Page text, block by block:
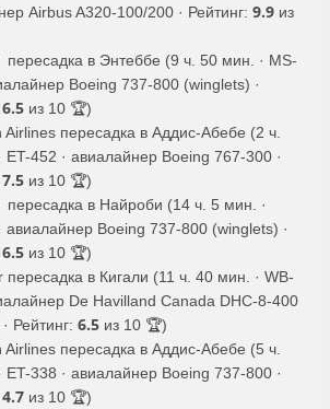
Airbus A320-100/200 · Рейтинг: 9.9 из
пересадка в Энтеббе (9 ч. 50 мин. · MS-
Boeing 737-800 (winglets) ·
6.5 из 10 🏆)
Airlines пересадка в Аддис-Абебе (2 ч.
ET-452 · авиалайнер Boeing 767-300 ·
7.5 из 10 🏆)
пересадка в Найроби (14 ч. 5 мин. ·
авиалайнер Boeing 737-800 (winglets) ·
6.5 из 10 🏆)
пересадка в Кигали (11 ч. 40 мин. · WB-
De Havilland Canada DHC-8-400
Рейтинг: 6.5 из 10 🏆)
Airlines пересадка в Аддис-Абебе (5 ч.
ET-338 · авиалайнер Boeing 737-800 ·
4.7 из 10 🏆)